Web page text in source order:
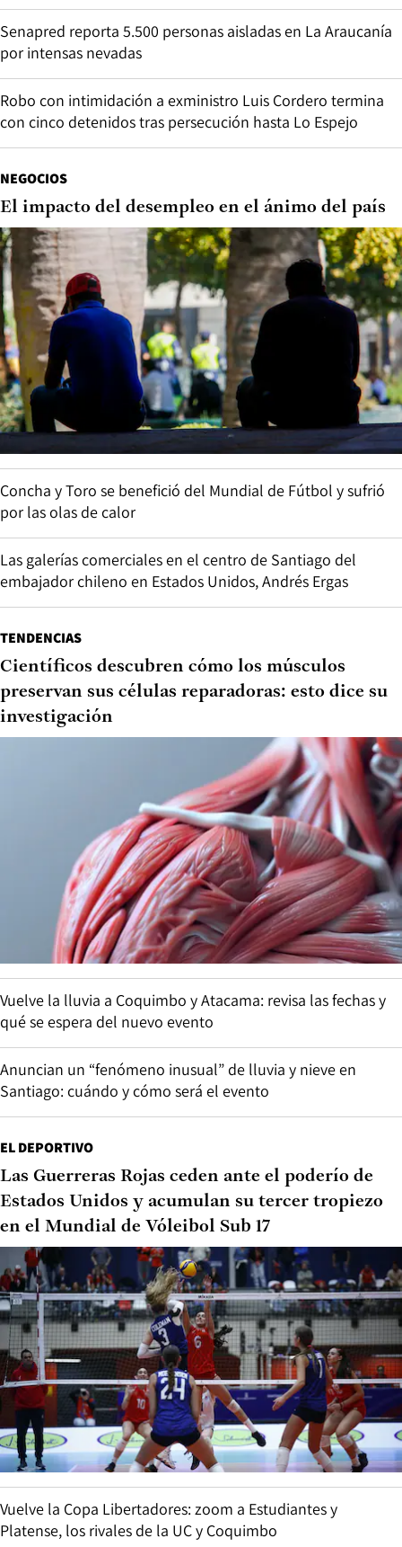
Senapred reporta 5.500 personas aisladas en La Araucanía
por intensas nevadas
Robo con intimidación a exministro Luis Cordero termina
con cinco detenidos tras persecución hasta Lo Espejo
NEGOCIOS
El impacto del desempleo en el ánimo del país
Concha y Toro se benefició del Mundial de Fútbol y sufrió
por las olas de calor
Las galerías comerciales en el centro de Santiago del
embajador chileno en Estados Unidos, Andrés Ergas
TENDENCIAS
Científicos descubren cómo los músculos
preservan sus células reparadoras: esto dice su
investigación
Vuelve la lluvia a Coquimbo y Atacama: revisa las fechas y
qué se espera del nuevo evento
Anuncian un “fenómeno inusual” de lluvia y nieve en
Santiago: cuándo y cómo será el evento
EL DEPORTIVO
Las Guerreras Rojas ceden ante el poderío de
Estados Unidos y acumulan su tercer tropiezo
en el Mundial de Vóleibol Sub 17
Vuelve la Copa Libertadores: zoom a Estudiantes y
Platense, los rivales de la UC y Coquimbo